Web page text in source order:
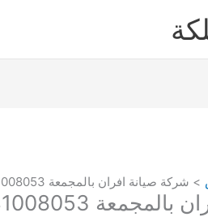
شركة صيانة افران بالمجمعة 0541008053 تصليح افران الغاز بالمجمعة
تصليح افران الغاز بالمجمعة